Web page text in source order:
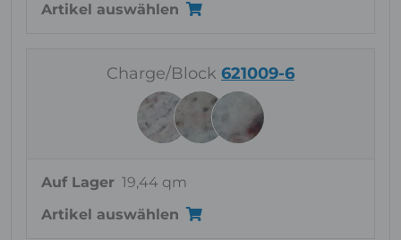
Artikel auswählen
Charge/Block 621009-6
Auf Lager 19,44 qm
Artikel auswählen